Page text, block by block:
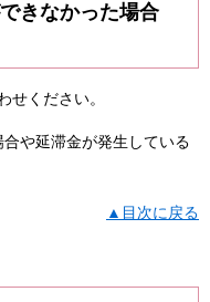
きなかった場合
せください。
や延滞金が発生している
▲目次に戻る